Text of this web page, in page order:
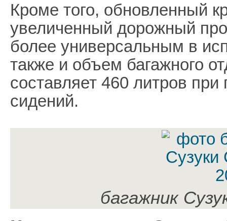
Кроме того, обновленный
увеличенный дорожный
более универсальным в
также и объем багажного
составляет 460 литров
сидений.
багажник